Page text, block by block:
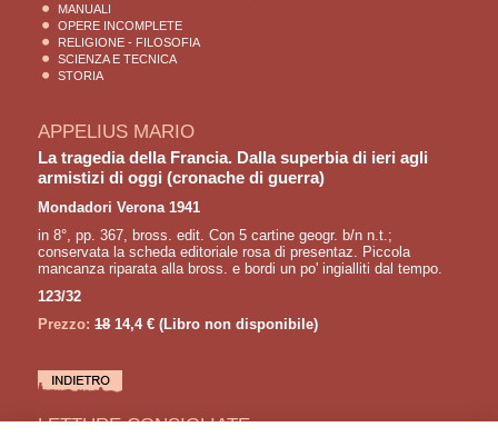
MANUALI
OPERE INCOMPLETE
RELIGIONE - FILOSOFIA
SCIENZA E TECNICA
STORIA
APPELIUS MARIO
La tragedia della Francia. Dalla superbia di ieri agli
armistizi di oggi (cronache di guerra)
Mondadori Verona 1941
in 8°, pp. 367, bross. edit. Con 5 cartine geogr. b/n n.t.;
conservata la scheda editoriale rosa di presentaz. Piccola
mancanza riparata alla bross. e bordi un po' ingialliti dal tempo.
123/32
Prezzo: 1814,4 € (Libro non disponibile)
LETTURE CONSIGLIATE